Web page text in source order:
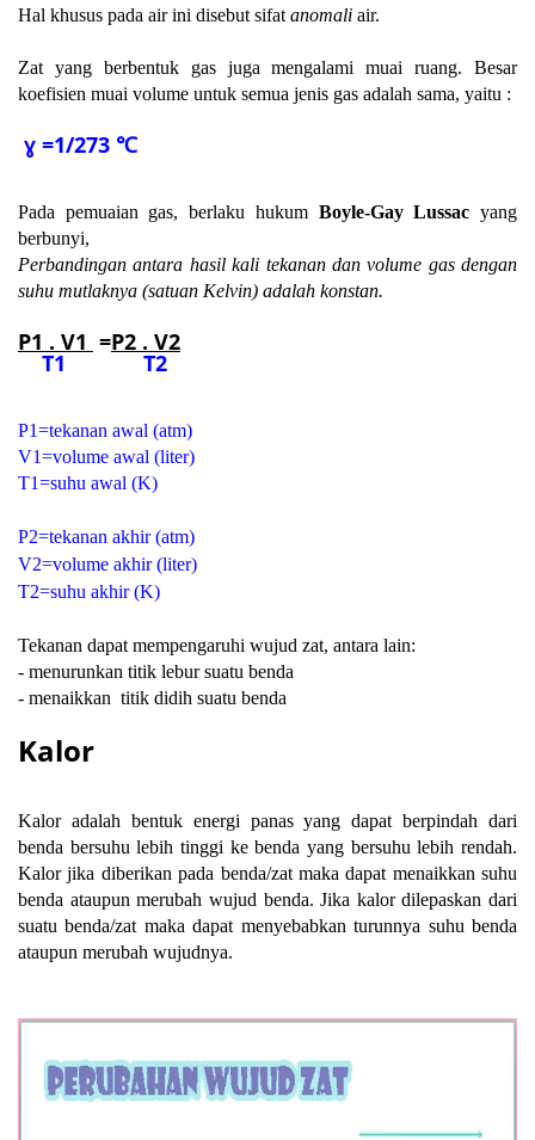
Hal khusus pada air ini disebut sifat anomali air.
Zat yang berbentuk gas juga mengalami muai ruang. Besar
koefisien muai volume untuk semua jenis gas adalah sama, yaitu :
ɣ =1/273 ℃
Pada pemuaian gas, berlaku hukum Boyle-Gay Lussacyang
berbunyi,
Perbandingan antara hasil kali tekanan dan volume gas dengan
suhu mutlaknya (satuan Kelvin) adalah konstan.
P1 . V1 =P2 . V2
T1 T2
P1=tekanan awal (atm)
V1=volume awal (liter)
T1=suhu awal (K)
P2=tekanan akhir (atm)
V2=volume akhir (liter)
T2=suhu akhir (K)
Tekanan dapat mempengaruhi wujud zat, antara lain:
- menurunkan titik lebur suatu benda
- menaikkan titik didih suatu benda
Kalor
Kalor adalah bentuk energi panas yang dapat berpindah dari
benda bersuhu lebih tinggi ke benda yang bersuhu lebih rendah.
Kalor jika diberikan pada benda/zat maka dapat menaikkan suhu
benda ataupun merubah wujud benda. Jika kalor dilepaskan dari
suatu benda/zat maka dapat menyebabkan turunnya suhu benda
ataupun merubah wujudnya.